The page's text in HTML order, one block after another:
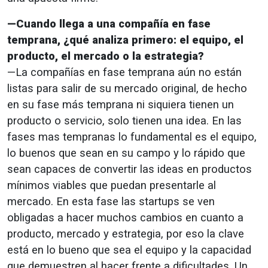
—Cuando llega a una compañía en fase
temprana, ¿qué analiza primero: el equipo, el
producto, el mercado o la estrategia?
—La compañías en fase temprana aún no están
listas para salir de su mercado original, de hecho
en su fase más temprana ni siquiera tienen un
producto o servicio, solo tienen una idea. En las
fases mas tempranas lo fundamental es el equipo,
lo buenos que sean en su campo y lo rápido que
sean capaces de convertir las ideas en productos
mínimos viables que puedan presentarle al
mercado. En esta fase las startups se ven
obligadas a hacer muchos cambios en cuanto a
producto, mercado y estrategia, por eso la clave
está en lo bueno que sea el equipo y la capacidad